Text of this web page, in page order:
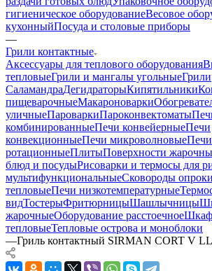
гигиеническое оборудованиеВесовое
кухонныйПосуда и столовые приборы
—
Грили контактные
Аксессуары для теплового оборудования
тепловыеГрили и мангалы угольныеГрили
СаламандраДегидраторыКипятильники
пищеварочныеМакароноварки
уличныеПароваркиПароконвектоматы
комбинированныеПечи конвейерныеПечи
конвекционныеПечи микроволновые
ротационныеПлитыПоверхности
блюд и посудыРисоварки и термосы для
мультифункциональныеСковороды
тепловыеПечи низкотемпературные
видТостерыФритюрницыШашлычницы
жарочныеОборудование расстоечное
тепловыеТепловые острова и моноблоки
—Гриль контактный SIRMAN CORT V LL